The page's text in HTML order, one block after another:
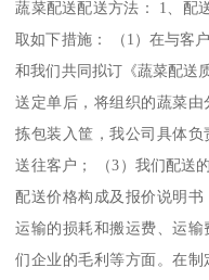
蔬菜配送配送方法： 1、配
取如下措施： （1）在与客
和我们共同拟订《蔬菜配送
送定单后，将组织的蔬菜
拣包装入筐，我公司具体
送往客户； （3）我们配送
配送价格构成及报价说明
运输的损耗和搬运费、运
们企业的毛利等方面。在